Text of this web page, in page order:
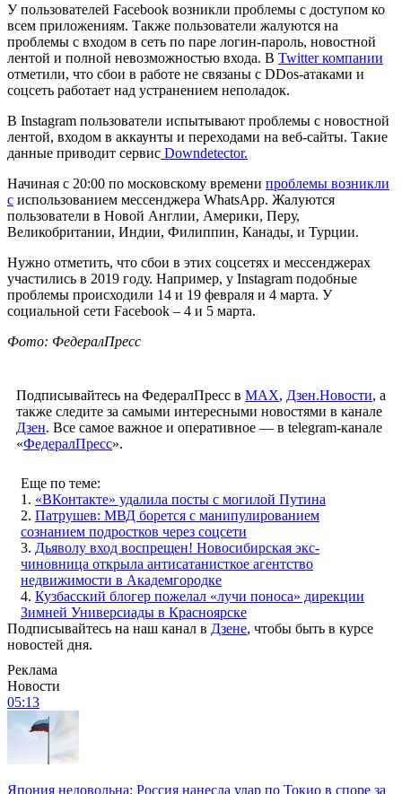
У пользователей Facebook возникли проблемы с доступом ко
всем приложениям. Также пользователи жалуются на
проблемы с входом в сеть по паре логин-пароль, новостной
лентой и полной невозможностью входа. В Twitter компании
отметили, что сбои в работе не связаны с DDos-атаками и
соцсеть работает над устранением неполадок.
В Instagram пользователи испытывают проблемы с новостной
лентой, входом в аккаунты и переходами на веб-сайты. Такие
данные приводит сервис Downdetector.
Начиная с 20:00 по московскому времени проблемы возникли
с использованием мессенджера WhatsApp. Жалуются
пользователи в Новой Англии, Америки, Перу,
Великобритании, Индии, Филиппин, Канады, и Турции.
Нужно отметить, что сбои в этих соцсетях и мессенджерах
участились в 2019 году. Например, у Instagram подобные
проблемы происходили 14 и 19 февраля и 4 марта. У
социальной сети Facebook – 4 и 5 марта.
Фото: ФедералПресс
Подписывайтесь на ФедералПресс в МАХ, Дзен.Новости, а
также следите за самыми интересными новостями в канале
Дзен. Все самое важное и оперативное — в telegram-канале
«ФедералПресс».
Еще по теме:
1. «ВКонтакте» удалила посты с могилой Путина
2. Патрушев: МВД борется с манипулированием
сознанием подростков через соцсети
3. Дьяволу вход воспрещен! Новосибирская экс-
чиновница открыла антисатанисткое агентство
недвижимости в Академгородке
4. Кузбасский блогер пожелал «лучи поноса» дирекции
Зимней Универсиады в Красноярске
Подписывайтесь на наш канал в Дзене, чтобы быть в курсе
новостей дня.
Реклама
Новости
05:13
Япония недовольна: Россия нанесла удар по Токио в споре за